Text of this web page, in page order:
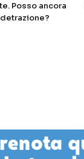
Posso ancora